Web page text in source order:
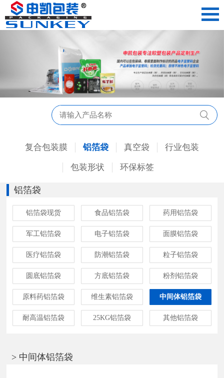
复合包装膜 铝箔袋 真空袋 行业包装
包装形状 环保标签
铝箔袋
铝箔袋现货 食品铝箔袋 药用铝箔袋
军工铝箔袋 电子铝箔袋 面膜铝箔袋
医疗铝箔袋 防潮铝箔袋 粒子铝箔袋
圆底铝箔袋 方底铝箔袋 粉剂铝箔袋
原料药铝箔袋 维生素铝箔袋 中间体铝箔袋
耐高温铝箔袋 25KG铝箔袋 其他铝箔袋
> 中间体铝箔袋